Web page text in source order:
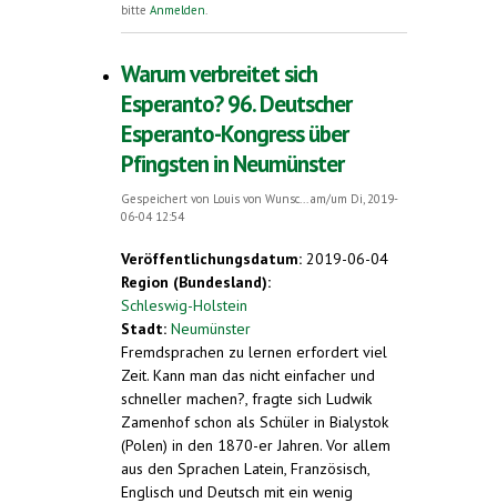
Mühlhausen/Thüringen. Montag, 22. Juli,
bis Donnerstag, 1. August 2019
bitte Anmelden.
Warum verbreitet sich
Esperanto? 96. Deutscher
Esperanto-Kongress über
Pfingsten in Neumünster
Gespeichert von Louis von Wunsc...
am/um Di, 2019-
06-04 12:54
Veröffentlichungsdatum: 2019-06-04
Region (Bundesland):
Schleswig-Holstein
Stadt: Neumünster
Fremdsprachen zu lernen erfordert viel
Zeit. Kann man das nicht einfacher und
schneller machen?, fragte sich Ludwik
Zamenhof schon als Schüler in Bialystok
(Polen) in den 1870-er Jahren. Vor allem
aus den Sprachen Latein, Französisch,
Englisch und Deutsch mit ein wenig